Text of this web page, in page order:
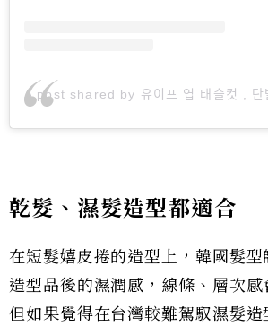
A post shared by 유이프 엽 태슬컷 ,
乾髮、濕髮造型都適合
在短髮嬉皮捲的造型上，韓國髮型
造型品後的濕潤感，線條、層次感
但如果覺得在台灣較難駕馭濕髮造